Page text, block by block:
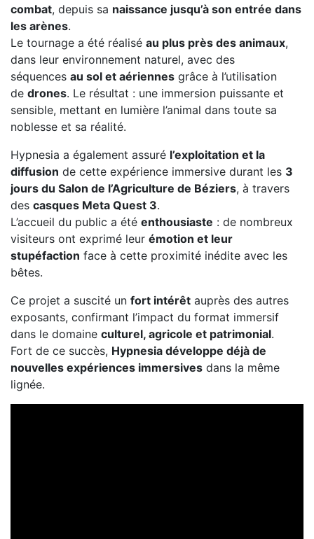
combat, depuis sa naissance jusqu’à son entrée dans
les arènes.
Le tournage a été réalisé au plus près des animaux,
dans leur environnement naturel, avec des
séquences au sol et aériennes grâce à l’utilisation
de drones. Le résultat : une immersion puissante et
sensible, mettant en lumière l’animal dans toute sa
noblesse et sa réalité.
Hypnesia a également assuré l’exploitation et la
diffusion de cette expérience immersive durant les 3
jours du Salon de l’Agriculture de Béziers, à travers
des casques Meta Quest 3.
L’accueil du public a été enthousiaste : de nombreux
visiteurs ont exprimé leur émotion et leur
stupéfaction face à cette proximité inédite avec les
bêtes.
Ce projet a suscité un fort intérêt auprès des autres
exposants, confirmant l’impact du format immersif
dans le domaine culturel, agricole et patrimonial.
Fort de ce succès, Hypnesia développe déjà de
nouvelles expériences immersives dans la même
lignée.